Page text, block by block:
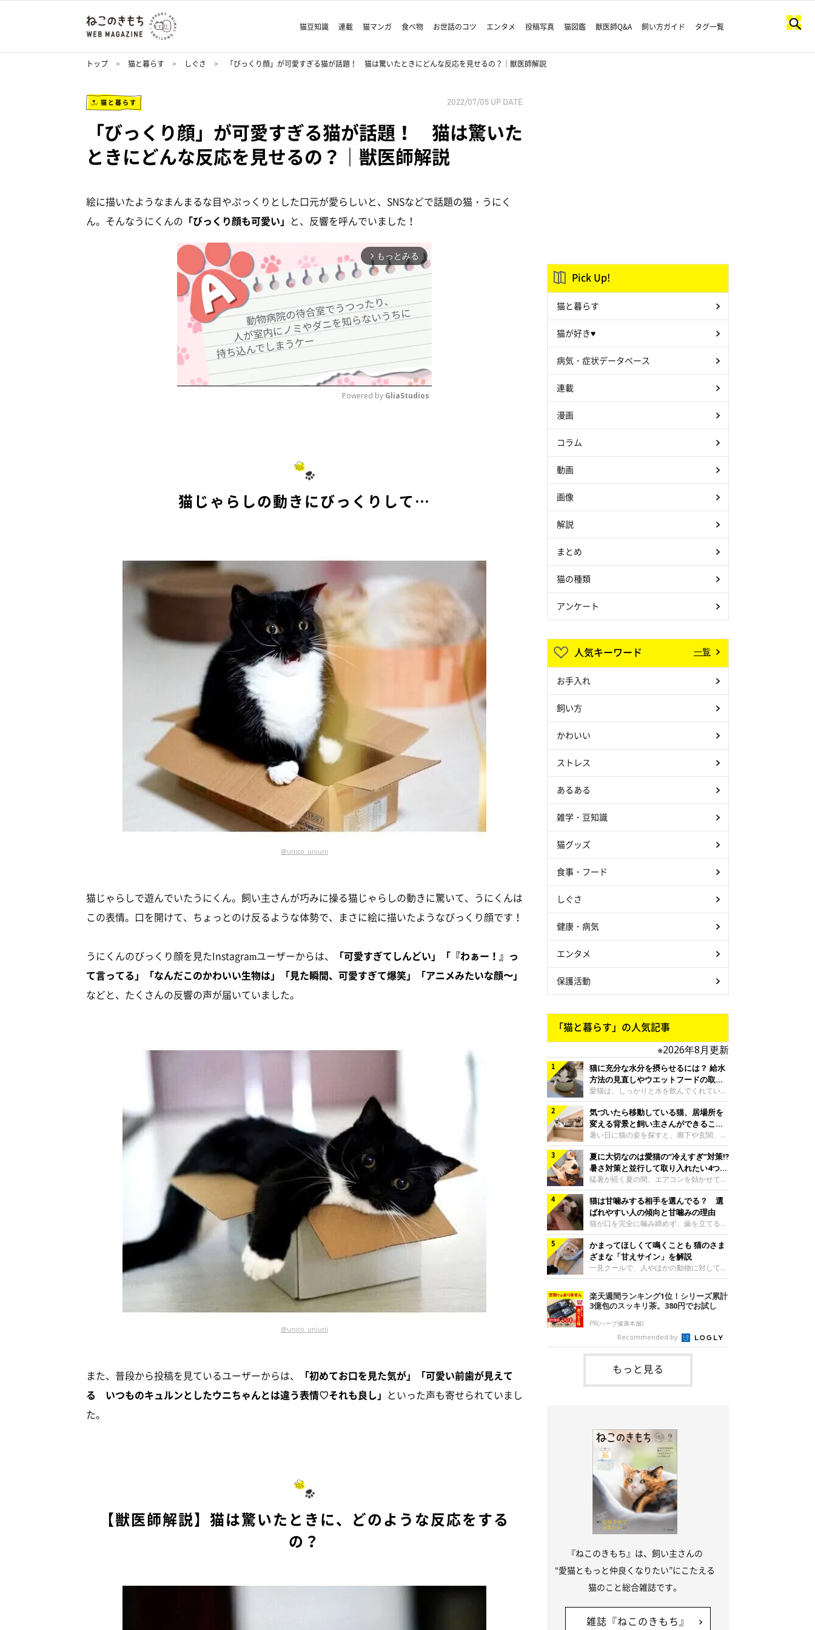
猫豆知識 連載 猫マンガ 食べ物 お世話のコツ エンタメ 投稿写真 猫図鑑 獣医師Q&A 飼い方ガイド タグ一覧
トップ 猫と暮らす しぐさ 「びっくり顔」が可愛すぎる猫が話題！ 猫は驚いたときにどんな反応を見せるの？｜獣医師解説
猫と暮らす 2022/07/05 UP DATE
「びっくり顔」が可愛すぎる猫が話題！ 猫は驚いた
ときにどんな反応を見せるの？｜獣医師解説
絵に描いたようなまんまるな目やぷっくりとした口元が愛らしいと、SNSなどで話題の猫・うにく
ん。そんなうにくんの 「びっくり顔も可愛い」 と、反響を呼んでいました！
arrow_forward_ios もっとみる
Powered by GliaStudios
猫じゃらしの動きにびっくりして…
@unico_uniuni
猫じゃらしで遊んでいたうにくん。飼い主さんが巧みに操る猫じゃらしの動きに驚いて、うにくんは
この表情。口を開けて、ちょっとのけ反るような体勢で、まさに絵に描いたようなびっくり顔です！
うにくんのびっくり顔を見たInstagramユーザーからは、
「可愛すぎてしんどい」「『わぁー！』っ
て言ってる」「なんだこのかわいい生物は」「見た瞬間、可愛すぎて爆笑」「アニメみたいな顔〜」
などと、たくさんの反響の声が届いていました。
@unico_uniuni
また、普段から投稿を見ているユーザーからは、
「初めてお口を見た気が」「可愛い前歯が見えて
る いつものキュルンとしたウニちゃんとは違う表情♡それも良し」 といった声も寄せられていまし
た。
【獣医師解説】猫は驚いたときに、どのような反応をする
の？
Pick Up!
猫と暮らす
猫が好き♥
病気・症状データベース
連載
漫画
コラム
動画
画像
解説
まとめ
猫の種類
アンケート
人気キーワード 一覧
お手入れ
飼い方
かわいい
ストレス
あるある
雑学・豆知識
猫グッズ
食事・フード
しぐさ
健康・病気
エンタメ
保護活動
「猫と暮らす」の人気記事
※2026年8月更新
猫に充分な水分を摂らせるには？ 給水
方法の見直しやウエットフードの取り
入れ方を解説
愛猫は、しっかりと水を飲んでくれていま
すか？ 夏場はエアコンで室内が涼しいこ
ともあり、猫があまり水を飲まないこと
も。積極的に水分を摂らせるためには、給
水方法を見直したり、フードから水分を摂
らせたりする方法があります。今回は獣医
師の重本仁先生に、猫に水分を摂らせるた
めにできるためできる工夫を教えていただ
きました。ボウルの高さを愛猫の好みにね
このきもち投稿写真ギャラリー水飲みボウ
ルの高さは、猫が飲むときに頭が胃より下
にならないように設定すると飲みやすいで
しょう。首を深く折り曲げずに済むため、
関節や食道への負
気づいたら移動している猫、居場所を
変える背景と飼い主さんができること
を獣医師が解説
暑い日に猫の姿を探すと、廊下や玄関、床
の上など、さっきまでとは違う場所にいる
ことがあります。何度も移動しているよう
に見えると、落ち着かないのかな、暑さで
つらいのかなと気になる場面もあるでしょ
う。猫が居場所を変える理由や、飼い主さ
んが整えたい環境などについて、ねこのき
もち獣医師相談室の山口みき先生に伺いま
した。 移動は、猫なりの快適さ選びねこ
のきもち投稿写真ギャラリー猫は家の中
で、自分にとって過ごしやすい場所を見つ
けるのが得意な動物です。 暑い季節に
は、風通しのよい場所やひんやりした床、
熱がこもりにくい場
夏に大切なのは愛猫の“冷えすぎ”対策⁉
暑さ対策と並行して取り入れたい4つの
工夫
猛暑が続く夏の間、エアコンを効かせて室
内を冷やしますよね。しかし、人にとって
は快適な温度でも、猫にとっては温度が低
すぎることも。暑さ対策と並行して、冷え
すぎ対策もしっかりと行うことが大切で
す。今回は獣医師の重本仁先生に、猫の冷
えすぎを防ぐ4つの対策を教えていただき
ました。（1） 冷房の効いていない部屋に
行き来できるようにするねこのきもち投稿
写真ギャラリー猫が寒いと感じたときに、
ましょう。冷房の効いていない部屋や廊下
へも自由に行き来できるように、ドアは猫
が通れる程度に
猫は甘噛みする相手を選んでる？ 選
ばれやすい人の傾向と甘噛みの理由
猫が口を完全に噛み締めず、歯を立てる程
度に噛む“甘噛み”。遊びやスキンシップの
ときに繰り出すことがありますが、同じ家
族でも噛まれる頻度に違いがあると感じる
ことも。ねこのきもちWEB MAGAZINEで
は、飼い主さんたちにアンケートを実施
し、愛猫が甘噛みする相手を選んでいると
感じる状況を教えてもらいました。また、
ねこのきもち獣医師相談室の原駿太朗先生
には、実際に猫は甘噛みする相手を選んで
いるのか、その真相をお聞きします。約6
割の飼い主さんが「甘噛みする相手を選ん
でいる」と感じていた※2026年5月実施
かまってほしくて鳴くことも 猫のさま
ざまな「甘えサイン」を解説
一見クールで、人やほかの動物に対してあ
まり求めないように見える猫。しかし、実
は甘えん坊な性格の猫も少なくありませ
ん。今回は猫たちが出している“甘えサイ
ン”について、帝京科学大学生命環境学部
アニマルサイエンス学科准教授の加隈良枝
先生に教えていただきました。鳴くのは、
かまってほしいサインねこのきもち投稿写
真ギャラリーもともと、子猫が親猫に対し
てお世話を求めるときに鳴き声を使いま
す。子猫なので「ニャー」よりもややか細
い「ミャア」といった鳴き声になります
楽天週間ランキング1位！シリーズ累計
3億包のスッキリ茶。380円でお試し
PR(ハーブ健康本舗)
Recommended by
もっと見る
『ねこのきもち』は、飼い主さんの
“愛猫ともっと仲良くなりたい”にこたえる
猫のこと総合雑誌です。
雑誌『ねこのきもち』